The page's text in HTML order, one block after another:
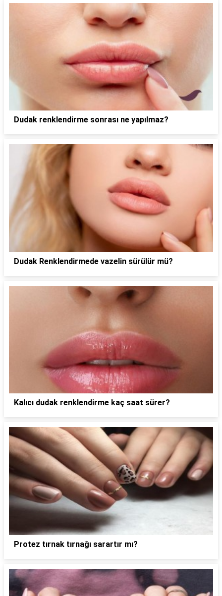
Dudak renklendirme sonrası ne yapılmaz?
Dudak Renklendirmede vazelin sürülür mü?
Kalıcı dudak renklendirme kaç saat sürer?
Protez tırnak tırnağı sarartır mı?